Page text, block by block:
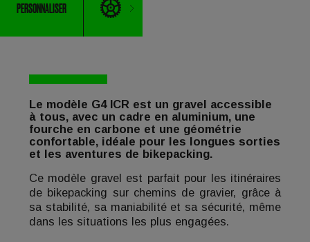
PERSONNALISER
Le modèle G4 ICR est un gravel accessible
à tous, avec un cadre en aluminium, une
fourche en carbone et une géométrie
confortable, idéale pour les longues sorties
et les aventures de bikepacking.
Ce modèle gravel est parfait pour les itinéraires
de bikepacking sur chemins de gravier, grâce à
sa stabilité, sa maniabilité et sa sécurité, même
dans les situations les plus engagées.